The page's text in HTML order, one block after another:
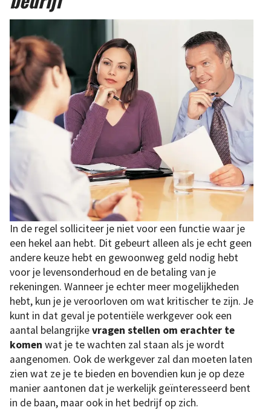
In de regel solliciteer je niet voor een functie waar je
een hekel aan hebt. Dit gebeurt alleen als je echt geen
andere keuze hebt en gewoonweg geld nodig hebt
voor je levensonderhoud en de betaling van je
rekeningen. Wanneer je echter meer mogelijkheden
hebt, kun je je veroorloven om wat kritischer te zijn. Je
kunt in dat geval je potentiële werkgever ook een
aantal belangrijkevragen stellen om erachter te
komen wat je te wachten zal staan als je wordt
aangenomen. Ook de werkgever zal dan moeten laten
zien wat ze je te bieden en bovendien kun je op deze
manier aantonen dat je werkelijk geïnteresseerd bent
in de baan, maar ook in het bedrijf op zich.